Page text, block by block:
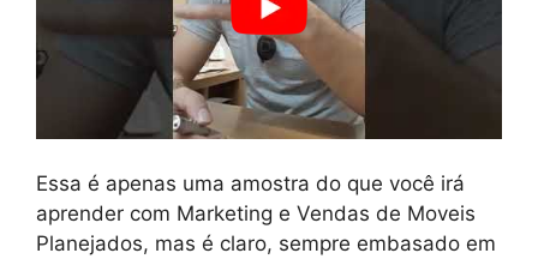
Essa é apenas uma amostra do que você irá
aprender com Marketing e Vendas de Moveis
Planejados, mas é claro, sempre embasado em